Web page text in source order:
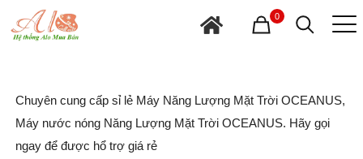
0
Chuyên cung cấp sỉ lẻ Máy Năng Lượng Mặt Trời OCEANUS,
Máy nước nóng Năng Lượng Mặt Trời OCEANUS. Hãy gọi
ngay để được hổ trợ giá rẻ